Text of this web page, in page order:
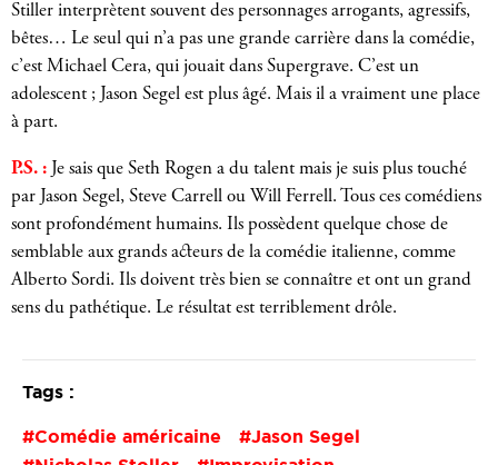
Stiller interprètent souvent des personnages arrogants, agressifs,
bêtes… Le seul qui n’a pas une grande carrière dans la comédie,
c’est Michael Cera, qui jouait dans Supergrave. C’est un
adolescent ; Jason Segel est plus âgé. Mais il a vraiment une place
à part.
P.S. : Je sais que Seth Rogen a du talent mais je suis plus touché
par Jason Segel, Steve Carrell ou Will Ferrell. Tous ces comédiens
sont profondément humains. Ils possèdent quelque chose de
semblable aux grands acteurs de la comédie italienne, comme
Alberto Sordi. Ils doivent très bien se connaître et ont un grand
sens du pathétique. Le résultat est terriblement drôle.
Tags :
Comédie américaine
Jason Segel